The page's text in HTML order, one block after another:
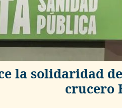
la solidaridad
crucero